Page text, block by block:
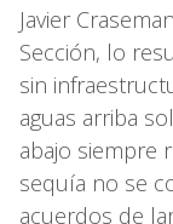
Javier
Sección, lo
sin
aguas arriba
abajo siempre
sequía no se
acuerdos de